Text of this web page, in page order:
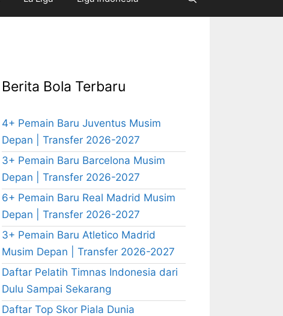
Berita Bola Terbaru
4+ Pemain Baru Juventus Musim
Depan | Transfer 2026-2027
3+ Pemain Baru Barcelona Musim
Depan | Transfer 2026-2027
6+ Pemain Baru Real Madrid Musim
Depan | Transfer 2026-2027
3+ Pemain Baru Atletico Madrid
Musim Depan | Transfer 2026-2027
Daftar Pelatih Timnas Indonesia dari
Dulu Sampai Sekarang
Daftar Top Skor Piala Dunia